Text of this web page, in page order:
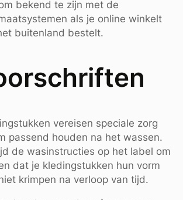
bekend te zijn met de
als je online winkelt
buitenland bestelt.
vereisen speciale zorg
passend houden na het wassen.
de wasinstructies op het label om
dat je kledingstukken hun vorm
krimpen na verloop van tijd.